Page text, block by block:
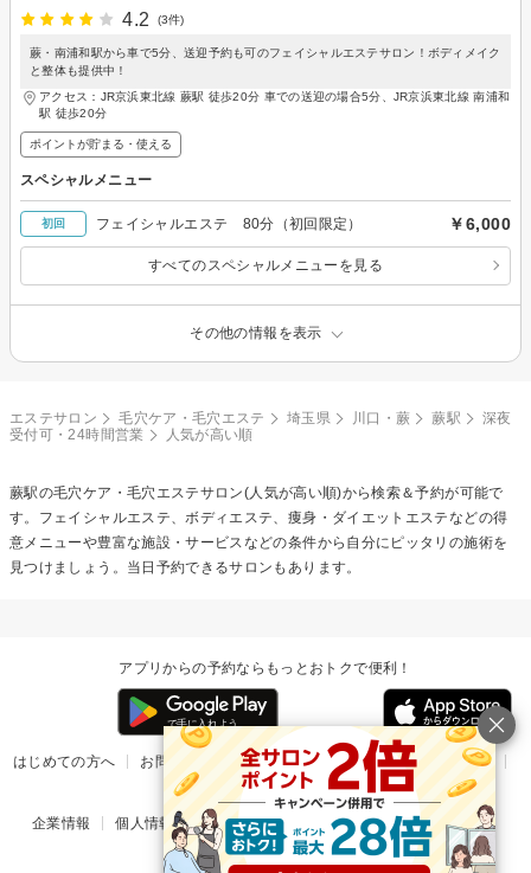
4.2
(3件)
蕨・南浦和駅から車で5分、送迎予約も可のフェイシャルエステサロン！ボディメイク
と整体も提供中！
アクセス：JR京浜東北線 蕨駅 徒歩20分 車での送迎の場合5分、JR京浜東北線 南浦和
駅 徒歩20分
ポイントが貯まる・使える
スペシャルメニュー
初回 フェイシャルエステ 80分（初回限定） ￥6,000
すべてのスペシャルメニューを見る
その他の情報を表示
エステサロン 毛穴ケア・毛穴エステ 埼玉県 川口・蕨 蕨駅
深夜
受付可・24時間営業
人気が高い順
蕨駅の毛穴ケア・毛穴エステサロン(人気が高い順)から検索＆予約が可能で
す。フェイシャルエステ、ボディエステ、痩身・ダイエットエステなどの得
意メニューや豊富な施設・サービスなどの条件から自分にピッタリの施術を
見つけましょう。当日予約できるサロンもあります。
アプリからの予約ならもっとおトクで便利！
はじめての方へ お問い合わせ ヘルプ リリース情報
利用規約
掲載ご希望のサロン様
企業情報 個人情報保護方針 楽天のサービス一覧 アプリ一覧
© Rakuten Group, Inc.